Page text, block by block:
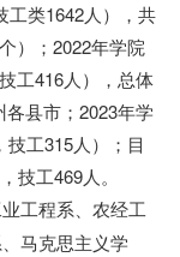
工类1642人），共
个）； 2022年学院
工416人），总体
县市； 2023年学
技工315人）；目
技工469人。
工程系、农经工
马克思主义学